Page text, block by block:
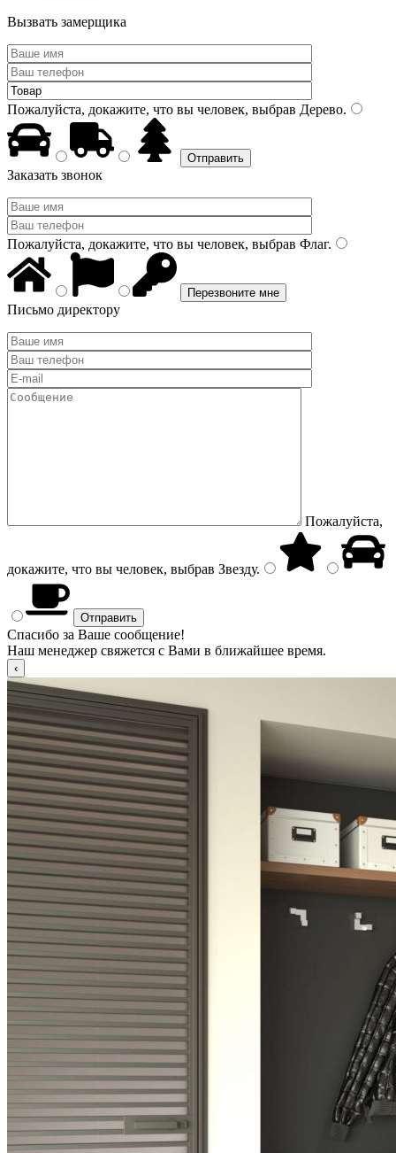
Вызвать замерщика
Пожалуйста, докажите, что вы человек, выбрав Дерево.
Заказать звонок
Пожалуйста, докажите, что вы человек, выбрав Флаг.
Письмо директору
Пожалуйста,
докажите, что вы человек, выбрав Звезду.
Спасибо за Ваше сообщение!
Наш менеджер свяжется с Вами в ближайшее время.